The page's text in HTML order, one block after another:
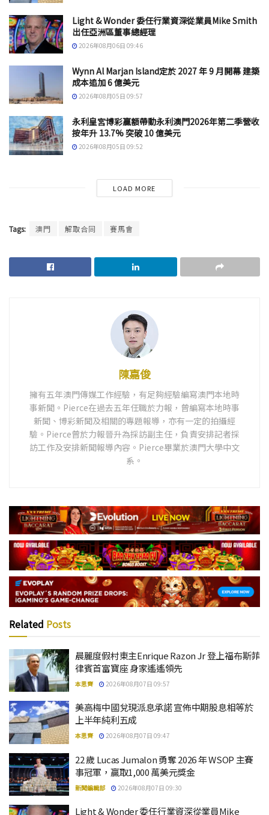
Light & Wonder 委任行業資深從業員Mike Smith
出任亞洲區董事總經理
2026年08月06日 09:46
Wynn Al Marjan Island定於 2027 年 9 月開幕 建築
成本追加 6 億美元
2026年08月05日 09:57
永利皇宮博彩贏額帶動永利澳門2026年第二季營收
按年升 13.7% 突破 10 億美元
2026年08月05日 09:52
LOAD MORE
Tags: 澳門 解取合同 賽馬會
陳嘉俊
擁有五年澳門傳媒工作經驗，有足夠經驗編寫澳門本地時
事新聞。Pierce在過去五年任職於力報，曾編寫本地時事
新聞、博彩新聞及相關的專題報導，亦有一定的拍攝經
驗。Pierce曾於力報晉升為採訪副主任，負責安排記者採
訪工作及安排新聞報導內容。Pierce畢業於澳門大學中文
系。
Related Posts
晨麗度假村東主Enrique Razon Jr 登上福布斯菲
律賓首富寶座 身家遙遙領先
本思齊 2026年08月07日 09:57
美高梅中國兌現派息承諾 宣佈中期股息相等於
上半年純利五成
本思齊 2026年08月07日 09:47
22 歲 Lucas Jumalon 勇奪 2026 年 WSOP 主賽
事冠軍，贏取1,000 萬美元獎金
新聞編輯部 2026年08月07日 09:30
Light & Wonder 委任行業資深從業員Mike